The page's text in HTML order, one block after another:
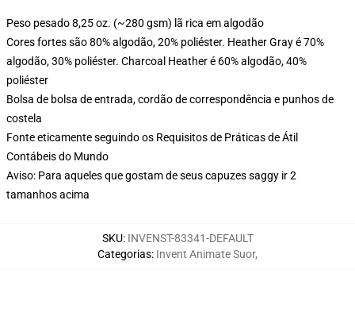
Peso pesado 8,25 oz. (~280 gsm) lã rica em algodão
Cores fortes são 80% algodão, 20% poliéster. Heather Gray é 70%
algodão, 30% poliéster. Charcoal Heather é 60% algodão, 40%
poliéster
Bolsa de bolsa de entrada, cordão de correspondência e punhos de
costela
Fonte eticamente seguindo os Requisitos de Práticas de Átil
Contábeis do Mundo
Aviso: Para aqueles que gostam de seus capuzes saggy ir 2
tamanhos acima
SKU: INVENST-83341-DEFAULT
Categorias: Invent Animate Suor,